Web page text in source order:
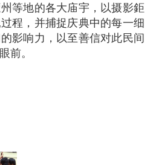
等地的各大庙宇，以摄影鉅
程，并捕捉庆典中的每一细
影响力，以至善信对此民间
前。